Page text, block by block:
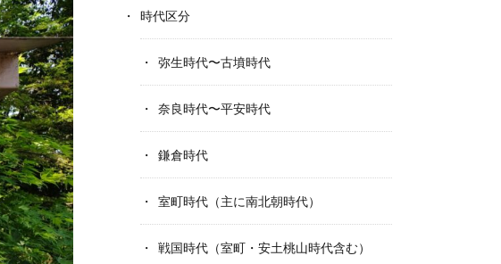
時代区分
弥生時代〜古墳時代
奈良時代〜平安時代
鎌倉時代
室町時代（主に南北朝時代）
戦国時代（室町・安土桃山時代含む）